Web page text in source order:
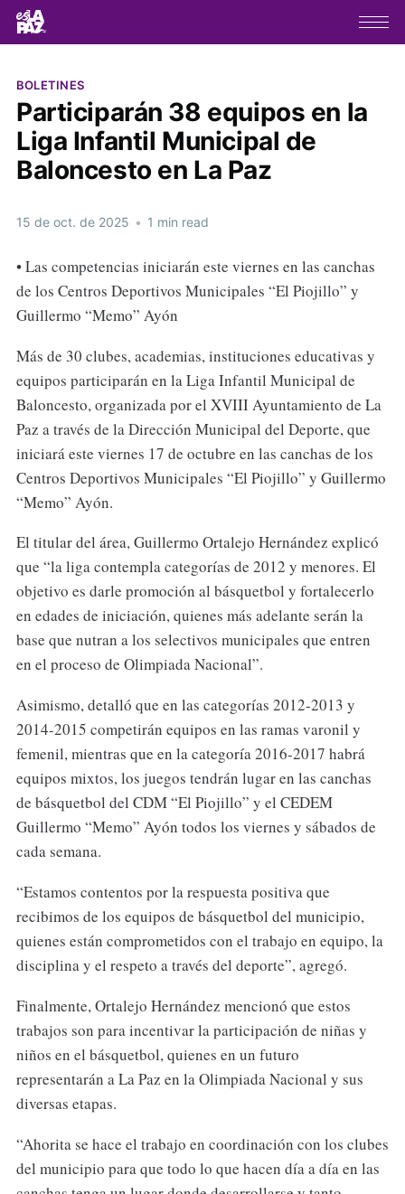
BOLETINES
Participarán 38 equipos en la
Liga Infantil Municipal de
Baloncesto en La Paz
15 de oct. de 2025 • 1 min read
• Las competencias iniciarán este viernes en las canchas
de los Centros Deportivos Municipales “El Piojillo” y
Guillermo “Memo” Ayón
Más de 30 clubes, academias, instituciones educativas y
equipos participarán en la Liga Infantil Municipal de
Baloncesto, organizada por el XVIII Ayuntamiento de La
Paz a través de la Dirección Municipal del Deporte, que
iniciará este viernes 17 de octubre en las canchas de los
Centros Deportivos Municipales “El Piojillo” y Guillermo
“Memo” Ayón.
El titular del área, Guillermo Ortalejo Hernández explicó
que “la liga contempla categorías de 2012 y menores. El
objetivo es darle promoción al básquetbol y fortalecerlo
en edades de iniciación, quienes más adelante serán la
base que nutran a los selectivos municipales que entren
en el proceso de Olimpiada Nacional”.
Asimismo, detalló que en las categorías 2012-2013 y
2014-2015 competirán equipos en las ramas varonil y
femenil, mientras que en la categoría 2016-2017 habrá
equipos mixtos, los juegos tendrán lugar en las canchas
de básquetbol del CDM “El Piojillo” y el CEDEM
Guillermo “Memo” Ayón todos los viernes y sábados de
cada semana.
“Estamos contentos por la respuesta positiva que
recibimos de los equipos de básquetbol del municipio,
quienes están comprometidos con el trabajo en equipo, la
disciplina y el respeto a través del deporte”, agregó.
Finalmente, Ortalejo Hernández mencionó que estos
trabajos son para incentivar la participación de niñas y
niños en el básquetbol, quienes en un futuro
representarán a La Paz en la Olimpiada Nacional y sus
diversas etapas.
“Ahorita se hace el trabajo en coordinación con los clubes
del municipio para que todo lo que hacen día a día en las